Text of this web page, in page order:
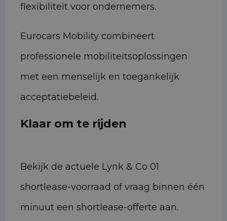
flexibiliteit voor ondernemers.
Eurocars Mobility combineert
professionele mobiliteitsoplossingen
met een menselijk en toegankelijk
acceptatiebeleid.
Klaar om te rijden
Bekijk de actuele Lynk & Co 01
shortlease-voorraad of vraag binnen één
minuut een shortlease-offerte aan.